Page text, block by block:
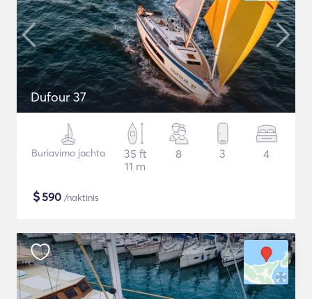
Dufour 37
Buriavimo jachta
35 ft
11 m
8 3 4
$590 /naktinis